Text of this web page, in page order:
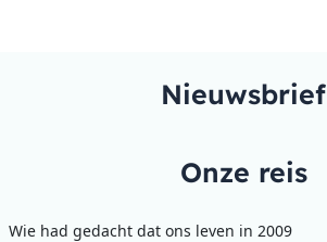
Nieuwsbrief
Onze reis
Wie had gedacht dat ons leven in 2009